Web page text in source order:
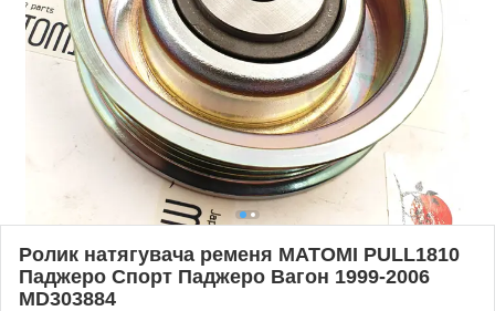
Ролик натягувача ременя MATOMI PULL1810
Паджеро Спорт Паджеро Вагон 1999-2006
MD303884